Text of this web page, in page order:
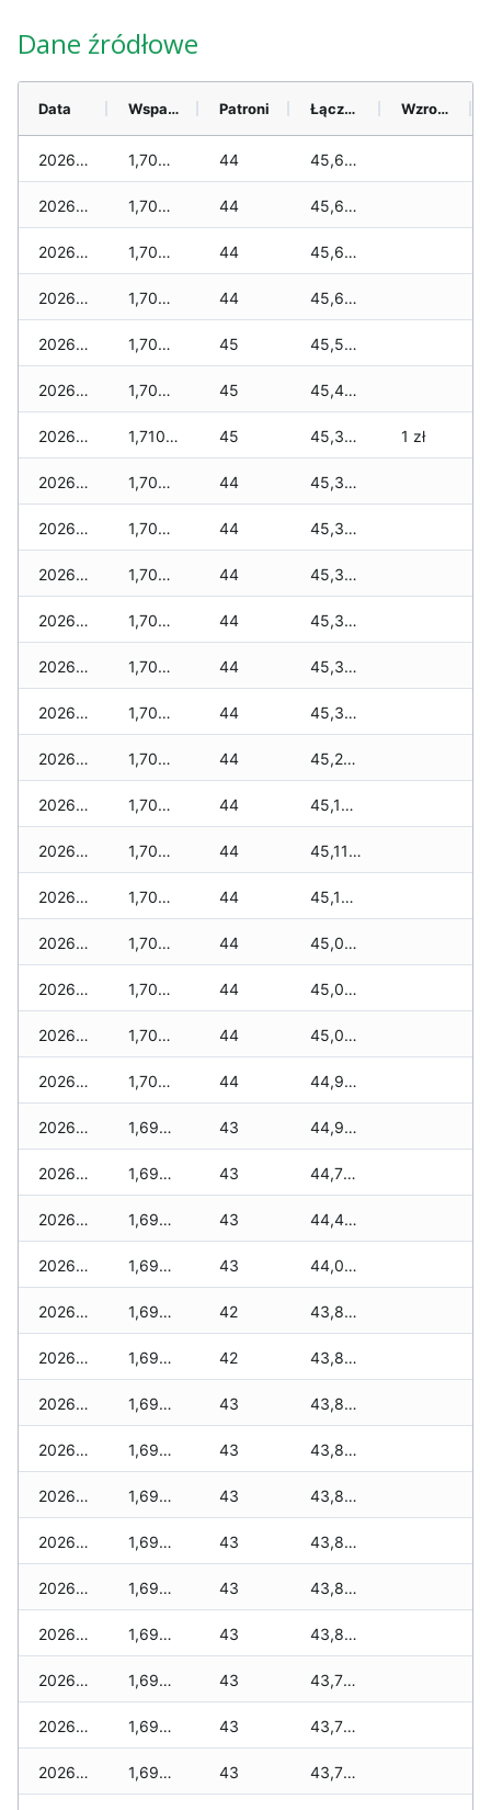
Dane źródłowe
Data Wsparcie Patroni Łącznie Wzrost (28 dni)
2026-08-08 1,705 zł 44 45,635 zł
2026-08-07 1,705 zł 44 45,635 zł
2026-08-06 1,705 zł 44 45,635 zł
2026-08-05 1,705 zł 44 45,635 zł
2026-08-04 1,700 zł 45 45,500 zł
2026-08-03 1,700 zł 45 45,430 zł
2026-08-02 1,710 zł 45 45,380 zł 1 zł
2026-08-01 1,700 zł 44 45,370 zł
2026-07-31 1,700 zł 44 45,370 zł
2026-07-29 1,700 zł 44 45,335 zł
2026-07-28 1,700 zł 44 45,325 zł
2026-07-27 1,700 zł 44 45,315 zł
2026-07-26 1,700 zł 44 45,315 zł
2026-07-24 1,700 zł 44 45,215 zł
2026-07-23 1,700 zł 44 45,180 zł
2026-07-22 1,700 zł 44 45,110 zł
2026-07-21 1,700 zł 44 45,100 zł
2026-07-20 1,700 zł 44 45,055 zł
2026-07-18 1,700 zł 44 45,030 zł
2026-07-17 1,700 zł 44 45,020 zł
2026-07-16 1,700 zł 44 44,985 zł
2026-07-15 1,690 zł 43 44,975 zł
2026-07-14 1,690 zł 43 44,760 zł
2026-07-13 1,690 zł 43 44,430 zł
2026-07-12 1,690 zł 43 44,050 zł
2026-07-11 1,690 zł 42 43,820 zł
2026-07-10 1,690 zł 42 43,820 zł
2026-07-09 1,690 zł 43 43,800 zł
2026-07-08 1,690 zł 43 43,800 zł
2026-07-07 1,690 zł 43 43,800 zł
2026-07-06 1,690 zł 43 43,800 zł
2026-07-05 1,690 zł 43 43,800 zł
2026-07-04 1,690 zł 43 43,800 zł
2026-07-03 1,690 zł 43 43,720 zł
2026-07-02 1,690 zł 43 43,770 zł
2026-07-01 1,690 zł 43 43,770 zł